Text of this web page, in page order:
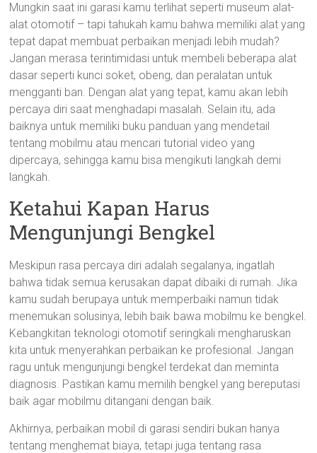
Mungkin saat ini garasi kamu terlihat seperti museum alat-
alat otomotif – tapi tahukah kamu bahwa memiliki alat yang
tepat dapat membuat perbaikan menjadi lebih mudah?
Jangan merasa terintimidasi untuk membeli beberapa alat
dasar seperti kunci soket, obeng, dan peralatan untuk
mengganti ban. Dengan alat yang tepat, kamu akan lebih
percaya diri saat menghadapi masalah. Selain itu, ada
baiknya untuk memiliki buku panduan yang mendetail
tentang mobilmu atau mencari tutorial video yang
dipercaya, sehingga kamu bisa mengikuti langkah demi
langkah.
Ketahui Kapan Harus
Mengunjungi Bengkel
Meskipun rasa percaya diri adalah segalanya, ingatlah
bahwa tidak semua kerusakan dapat dibaiki di rumah. Jika
kamu sudah berupaya untuk memperbaiki namun tidak
menemukan solusinya, lebih baik bawa mobilmu ke bengkel.
Kebangkitan teknologi otomotif seringkali mengharuskan
kita untuk menyerahkan perbaikan ke profesional. Jangan
ragu untuk mengunjungi bengkel terdekat dan meminta
diagnosis. Pastikan kamu memilih bengkel yang bereputasi
baik agar mobilmu ditangani dengan baik.
Akhirnya, perbaikan mobil di garasi sendiri bukan hanya
tentang menghemat biaya, tetapi juga tentang rasa